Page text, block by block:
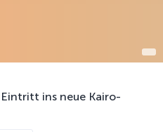
ins neue Kairo-